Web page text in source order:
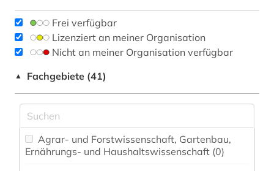
Frei verfügbar
Lizenziert an meiner Organisation
Nicht an meiner Organisation verfügbar
▲ Fachgebiete (41)
Ernährungs- und Haushaltswissenschaft (0)